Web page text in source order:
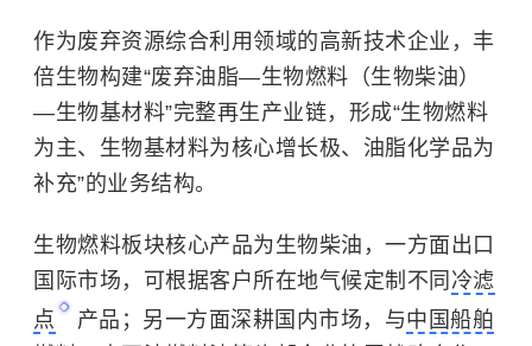
作为废弃资源综合利用领域的高新技术企业，丰
倍生物构建“废弃油脂—生物燃料（生物柴油）
—生物基材料”完整再生产业链，形成“生物燃料
为主、生物基材料为核心增长极、油脂化学品为
补充”的业务结构。
生物燃料板块核心产品为生物柴油，一方面出口
国际市场，可根据客户所在地气候定制不同 冷滤
点
产品；另一方面深耕国内市场，与中国船舶